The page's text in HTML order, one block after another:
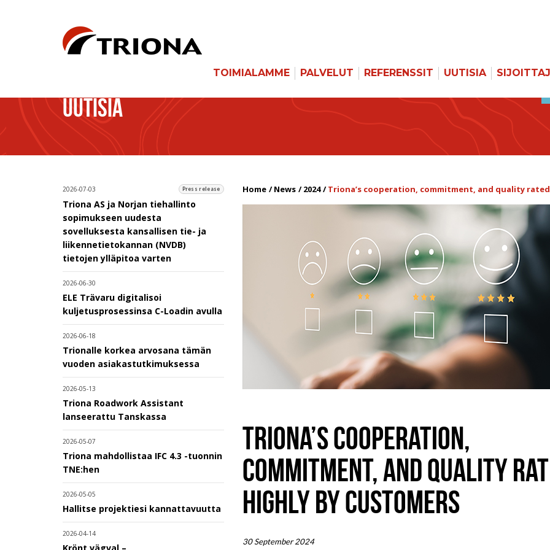
TOIMIALAMME PALVELUT REFERENSSIT UUTISIA
UUTISIA
2026-07-03 Press release
Triona AS ja Norjan tiehallinto
sopimukseen uudesta
sovelluksesta kansallisen tie- ja
liikennetietokannan (NVDB)
tietojen ylläpitoa varten
2026-06-30
ELE Trävaru digitalisoi
kuljetusprosessinsa C-Loadin avulla
2026-06-18
Trionalle korkea arvosana tämän
vuoden asiakastutkimuksessa
2026-05-13
Triona Roadwork Assistant
lanseerattu Tanskassa
2026-05-07
Triona mahdollistaa IFC 4.3 -tuonnin
TNE:hen
2026-05-05
Hallitse projektiesi kannattavuutta
2026-04-14
Home News 2024 Triona’s cooperation, commitment, and quality
TRIONA’S COOPERATION,
COMMITMENT, AND QUALITY
HIGHLY BY CUSTOMERS
30 September 2024